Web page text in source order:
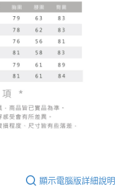
顯示電腦版詳細說明